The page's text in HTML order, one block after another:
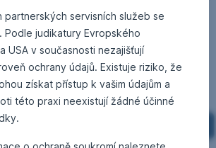
partnerských servisních služeb se
Podle judikatury Evropského
USA v současnosti nezajišťují
ochrany údajů. Existuje riziko, že
získat přístup k vašim údajům a
této praxi neexistují žádné účinné